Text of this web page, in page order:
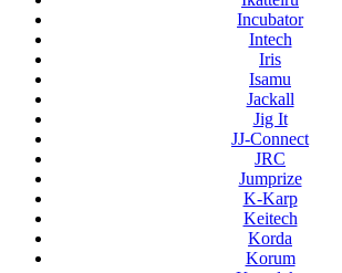
Incubator
Intech
Iris
Isamu
Jackall
Jig It
JJ-Connect
JRC
Jumprize
K-Karp
Keitech
Korda
Korum